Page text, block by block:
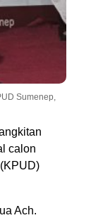
Sumenep,
calon
Ach.